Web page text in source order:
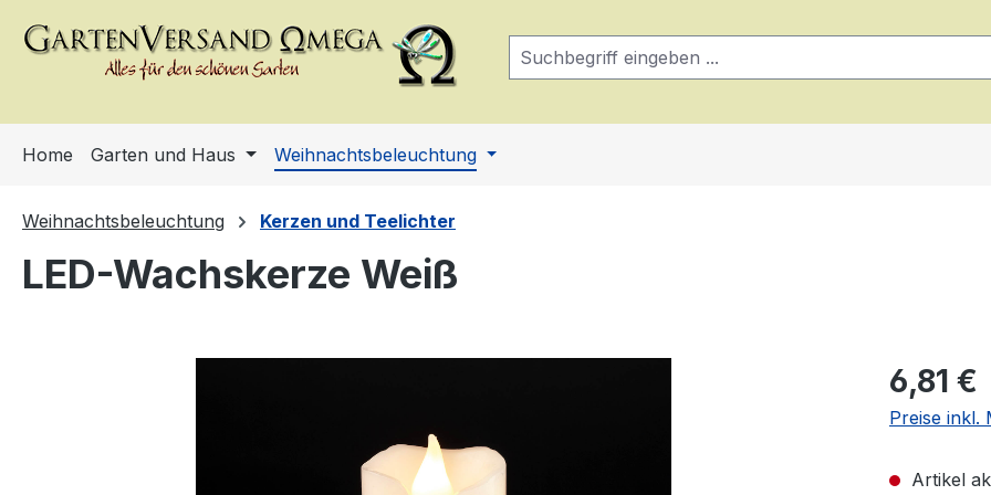
Hauptinhalt springen
Zur Suche springen
Zur Hauptnavigation springen
Home Garten und Haus Weihnachtsbeleuchtung
Weihnachtsbeleuchtung Kerzen und Teelichter
LED-Wachskerze Weiß
Regulärer
6,81 €
Preise inkl.
Artikel